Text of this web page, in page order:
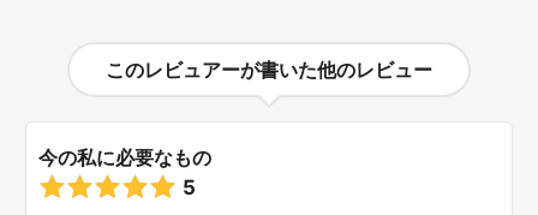
このレビュアーが書いた他のレビュー
今の私に必要なもの
5